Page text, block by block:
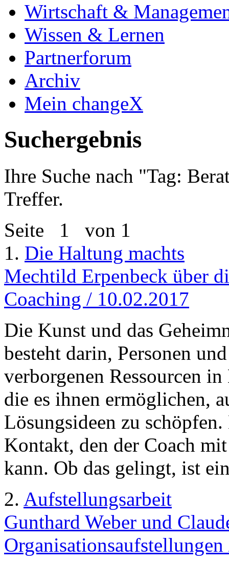
Wirtschaft &
Wissen & Lernen
Partnerforum
Archiv
Mein changeX
Suchergebnis
Ihre Suche nach "Tag:
Treffer.
Seite 1 von 1
1. Die Haltung machts
Mechtild Erpenbeck über
Coaching / 10.02.2017
Die Kunst und das
besteht darin, Personen
verborgenen Ressourcen
die es ihnen ermöglichen,
Lösungsideen zu
Kontakt, den der Coach
kann. Ob das gelingt, ist
2. Aufstellungsarbeit
Gunthard Weber und